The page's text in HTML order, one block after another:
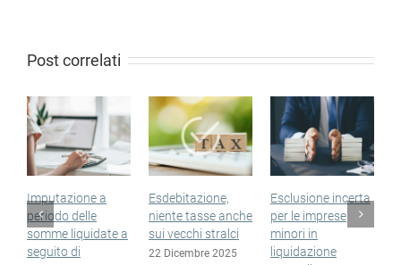
Post correlati
Imputazione a
periodo delle
somme liquidate a
seguito di
Esdebitazione,
niente tasse anche
sui vecchi stralci
22 Dicembre 2025
Esclusione incerta
per le imprese
minori in
liquidazione